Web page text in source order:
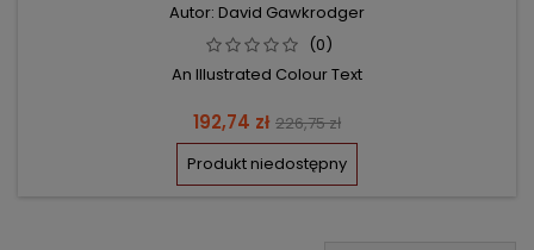
Autor: David Gawkrodger
(0)
An Illustrated Colour Text
Cena
192,74 zł Cena
podstawowa
226,75 zł
Produkt niedostępny